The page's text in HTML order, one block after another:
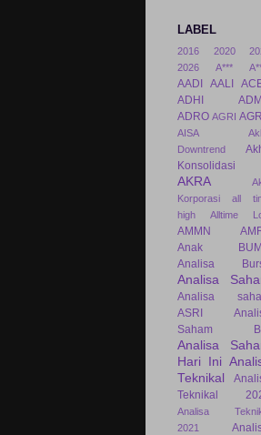
LABEL
2016 2020
2026
A***
AADI AALI
ADHI
ADRO AGRI
AISA
Downtrend
Konsolidasi
AKRA
Korporasi
all
high
Alltime
AMMN
Anak
Analisa
Analisa
Analisa
ASRI
Saham
Analisa
Hari Ini
Teknikal
Teknikal
Analisa
2021